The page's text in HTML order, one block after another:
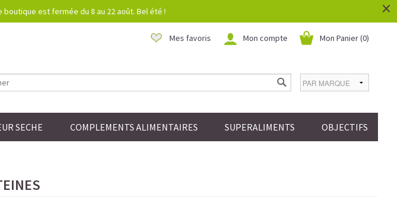
boutique est fermée du 8 au 22 août. Bel été ! ×
Mon Panier (0)
Mon compte
Mes favoris
SECHE COMPLEMENTS ALIMENTAIRES SUPERALIMENTS OBJECTIFS